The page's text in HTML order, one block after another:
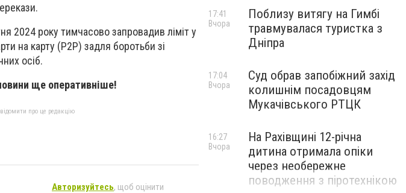
2024 року тимчасово запровадив ліміт у
на карту (P2P) задля боротьби зі
осіб.
ще оперативніше!
про це редакцію
Авторизуйтесь, щоб оцінити
Поблизу витягу на Гимбі
травмувалася туристка з
Дніпра
17:41
Вчора
Суд обрав запобіжний захід
колишнім посадовцям
Мукачівського РТЦК
17:04
Вчора
На Рахівщині 12-річна
дитина отримала опіки
через необережне
поводження з піротехнікою
16:27
Вчора